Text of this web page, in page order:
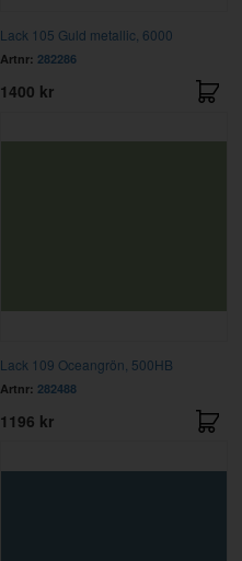
Lack 105 Guld metallic, 6000
Artnr: 282286
1400 kr
Lack 109 Oceangrön, 500HB
Artnr: 282488
1196 kr